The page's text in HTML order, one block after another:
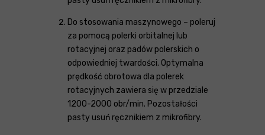
Do stosowania maszynowego – poleruj
za pomocą polerki orbitalnej lub
rotacyjnej oraz padów polerskich o
odpowiedniej twardości. Optymalna
prędkość obrotowa dla polerek
rotacyjnych zawiera się w przedziale
1200-2000 obr/min. Pozostałości
pasty usuń ręcznikiem z mikrofibry.